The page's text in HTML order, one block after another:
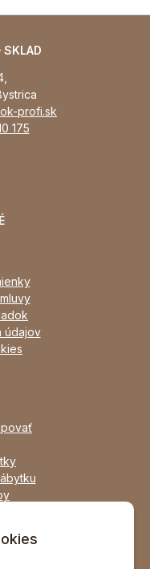
SKLAD
profi.sk
175
údajov